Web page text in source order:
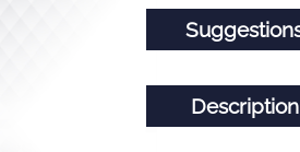
Description